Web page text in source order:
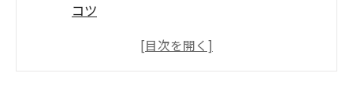
コツ
焼肉店選びで押さえたいポイントを解説